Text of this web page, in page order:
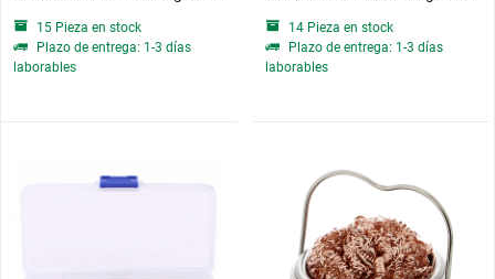
15 Pieza en stock
Plazo de entrega: 1-3 días
laborables
14 Pieza en stock
Plazo de entrega: 1-3 días
laborables